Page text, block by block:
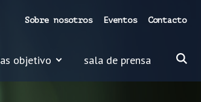
objetivo sala de prensa
Sobre nosotros Eventos Contacto